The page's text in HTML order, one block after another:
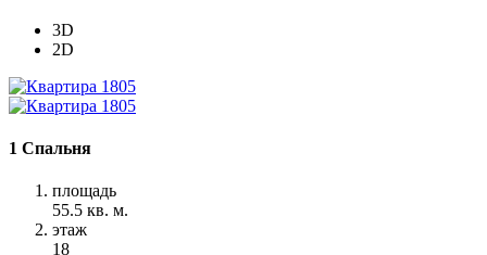
3D
2D
1 Спальня
площадь
55.5 кв. м.
этаж
18